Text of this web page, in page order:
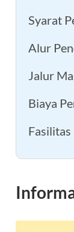
Syarat
Alur
Jalur
Biaya